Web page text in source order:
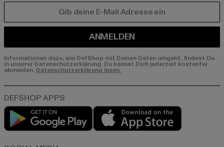
ANMELDEN
Informationen dazu, wie DefShop mit Deinen Daten umgeht, findest Du
in unserer Datenschutzerklärung. Du kannst Dich jederzeit kostenfei
abmelden. Datenschutzerklärung lesen.
Play market